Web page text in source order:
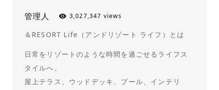
管理人 3,027,347 views
＆RESORT Life（アンドリゾート ライフ）とは
日常をリゾートのような時間を過ごせるライフス
タイルへ。
屋上テラス、ウッドデッキ、プール、インテリ